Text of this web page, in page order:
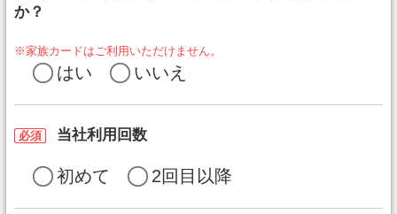
か？
※家族カードはご利用いただけません。
はい いいえ
必須 当社利用回数
初めて 2回目以降